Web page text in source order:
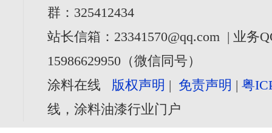
群：325412434
站长信箱：23341570@qq.com | 业务
15986629950（微信同号）
涂料在线 版权声明 | 免责声明 |粤
线，涂料油漆行业门户